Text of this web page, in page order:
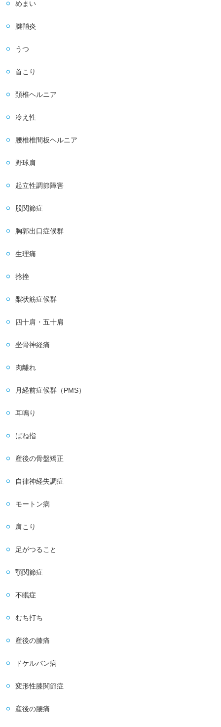
めまい
腱鞘炎
うつ
首こり
頚椎ヘルニア
冷え性
腰椎椎間板ヘルニア
野球肩
起立性調節障害
股関節症
胸郭出口症候群
生理痛
捻挫
梨状筋症候群
四十肩・五十肩
坐骨神経痛
肉離れ
月経前症候群（PMS）
耳鳴り
ばね指
産後の骨盤矯正
自律神経失調症
モートン病
肩こり
足がつること
顎関節症
不眠症
むち打ち
産後の膝痛
ドケルバン病
変形性膝関節症
産後の腰痛